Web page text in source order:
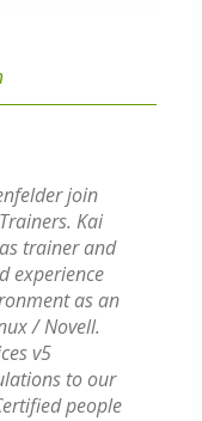
join
Kai
trainer and
experience
as an
/ Novell.
v5
to our
people